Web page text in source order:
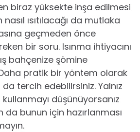
biraz yüksekte inşa edilmesi
ısıtılacağı da mutlaka
geçmeden önce
bir soru. Isınma ihtiyacını
bahçenize şömine
pratik bir yöntem olarak
da tercih edebilirsiniz. Yalnız
kullanmayı düşünüyorsanız
da bunun için hazırlanması